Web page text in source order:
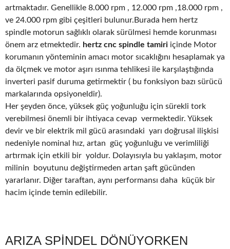
artmaktadır. Genellikle 8.000 rpm , 12.000 rpm ,18.000 rpm ,
ve 24.000 rpm gibi çeşitleri bulunur.Burada hem hertz
spindle motorun sağlıklı olarak sürülmesi hemde korunması
önem arz etmektedir. hertz cnc spindle tamiri içinde Motor
korumanın yönteminin amacı motor sıcaklığını hesaplamak ya
da ölçmek ve motor aşırı ısınma tehlikesi ile karşılaştığında
inverteri pasif duruma getirmektir ( bu fonksiyon bazı sürücü
markalarında opsiyoneldir).
Her şeyden önce, yüksek güç yoğunluğu için sürekli tork
verebilmesi önemli bir ihtiyaca cevap vermektedir. Yüksek
devir ve bir elektrik mil gücü arasındaki yarı doğrusal ilişkisi
nedeniyle nominal hız, artan güç yoğunluğu ve verimliliği
artırmak için etkili bir yoldur. Dolayısıyla bu yaklaşım, motor
milinin boyutunu değiştirmeden artan şaft gücünden
yararlanır. Diğer taraftan, aynı performansı daha küçük bir
hacim içinde temin edilebilir.
ARIZA SPİNDEL DÖNÜYORKEN